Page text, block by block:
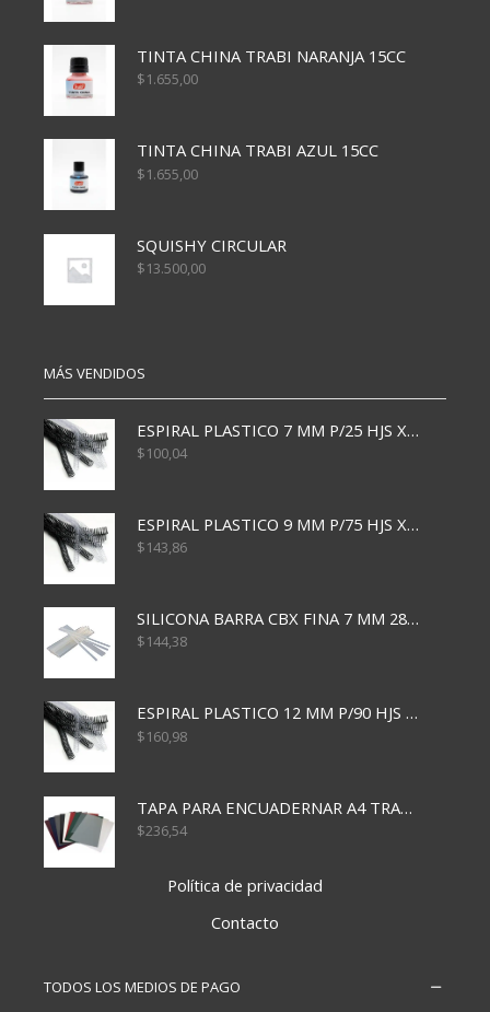
TINTA CHINA TRABI NARANJA 15CC
$1.655,00
TINTA CHINA TRABI AZUL 15CC
$1.655,00
SQUISHY CIRCULAR
$13.500,00
MÁS VENDIDOS
ESPIRAL PLASTICO 7 MM P/25 HJS X50x3000
$100,04
ESPIRAL PLASTICO 9 MM P/75 HJS X50X2400
$143,86
SILICONA BARRA CBX FINA 7 MM 28 CM
$144,38
ESPIRAL PLASTICO 12 MM P/90 HJS X50X1500
$160,98
TAPA PARA ENCUADERNAR A4 TRANSP x50x500
$236,54
Política de privacidad
Contacto
TODOS LOS MEDIOS DE PAGO